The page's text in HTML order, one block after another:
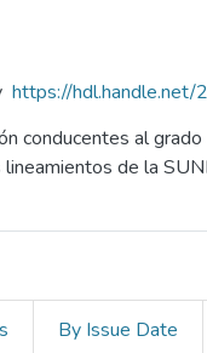
https://
conducentes al grado
de la
By Issue Date